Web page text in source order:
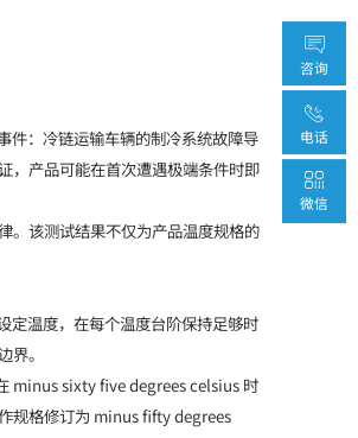
：冷链运输车辆的制冷系统故障导
，产品可能在首次遭遇极端条件时即
。该测试结果不仅为产品温度规格的
定温度，在每个温度台阶保持足够时
。
minus sixty five degrees celsius 时
规格修订为 minus fifty degrees
咨询
电话
微信